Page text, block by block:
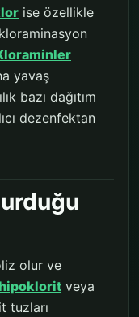
ise özellikle
yavaş
bazı dağıtım
dezenfektan
olur ve
veya
tuzları